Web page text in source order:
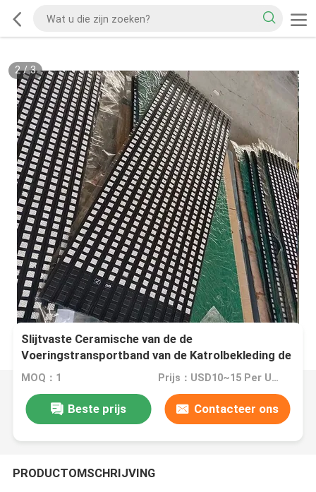
2/3
Slijtvaste Ceramische van de de
Voeringstransportband van de Katrolbekleding de
Trommelbekleding
MOQ：1 Prijs：USD10~15 Per Unit
Beste prijs Contacteer ons
PRODUCTOMSCHRIJVING